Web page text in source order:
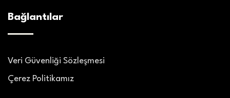
Bağlantılar
Veri Güvenliği Sözleşmesi
Çerez Politikamız